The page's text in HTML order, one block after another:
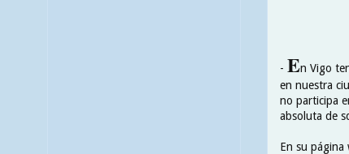
- En Vigo
en nuestra
no participa
absoluta de
En su página